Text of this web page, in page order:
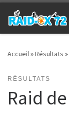
Passer au contenu
Accueil»Résultats »
RÉSULTATS
Raid